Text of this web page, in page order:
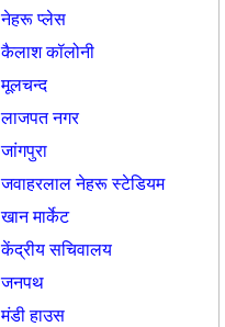
नेहरू प्लेस
कैलाश कॉलोनी
मूलचन्द
लाजपत नगर
जांगपुरा
जवाहरलाल नेहरू स्टेडियम
खान मार्केट
केंद्रीय सचिवालय
जनपथ
मंडी हाउस